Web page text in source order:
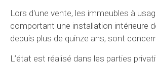
Lors d'une vente, les immeubles à
comportant une installation intérieure
depuis plus de quinze ans, sont
L’état est réalisé dans les parties